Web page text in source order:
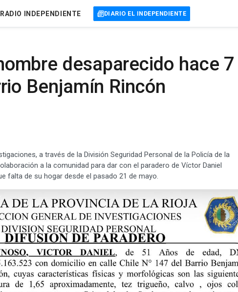
RADIO INDEPENDIENTE DIARIO EL INDEPENDIENTE
desaparecido hace 7
Benjamín Rincón
a través de la División Seguridad Personal de la Policía de la
a la comunidad para dar con el paradero de Víctor Daniel
falta de su hogar desde el pasado 21 de mayo.